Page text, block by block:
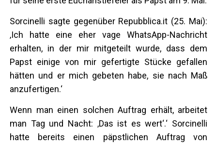
Sorcinelli sagte gegenüber Repubblica.it (25. Mai):
‚Ich hatte eine eher vage WhatsApp-Nachricht
erhalten, in der mir mitgeteilt wurde, dass dem
Papst einige von mir gefertigte Stücke gefallen
hätten und er mich gebeten habe, sie nach Maß
anzufertigen.‘
Wenn man einen solchen Auftrag erhält, arbeitet
man Tag und Nacht: ‚Das ist es wert‘.‘ Sorcinelli
hatte bereits einen päpstlichen Auftrag von